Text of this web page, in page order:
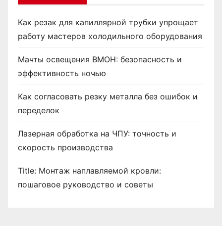
Как резак для капиллярной трубки упрощает
работу мастеров холодильного оборудования
Мачты освещения ВМОН: безопасность и
эффективность ночью
Как согласовать резку металла без ошибок и
переделок
Лазерная обработка на ЧПУ: точность и
скорость производства
Title: Монтаж наплавляемой кровли:
пошаговое руководство и советы